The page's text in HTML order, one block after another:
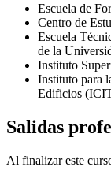
Escuela de
Centro de
Escuela
de la
Instituto
Instituto para
Edificios
Salidas
Al finalizar este